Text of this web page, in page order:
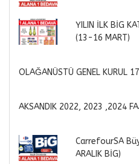
YILIN İLK BİG
(13-16 MART)
OLAĞANÜSTÜ GENEL KURUL
AKSANDIK 2022, 2023 ,2024
CarrefourSA
ARALIK BİG)